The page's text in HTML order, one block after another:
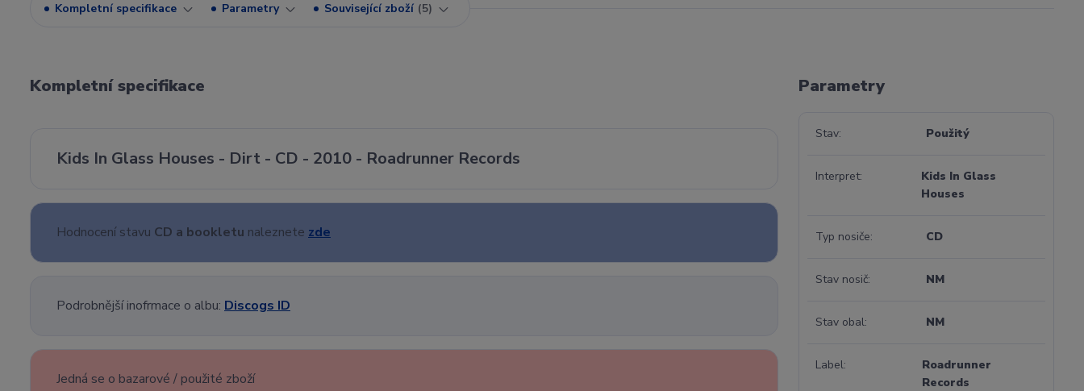
Kompletní specifikace Parametry Související zboží 5
Kompletní specifikace
Kids In Glass Houses - Dirt - CD - 2010 - Roadrunner Records
Hodnocení stavu CD a bookletu naleznete zde
Podrobnější inofrmace o albu: Discogs ID
Jedná se o bazarové / použité zboží
Parametry
Stav Použitý
Interpret
Kids In Glass
Houses
Typ nosiče CD
Stav nosič NM
Stav obal NM
Label
Roadrunner
Records